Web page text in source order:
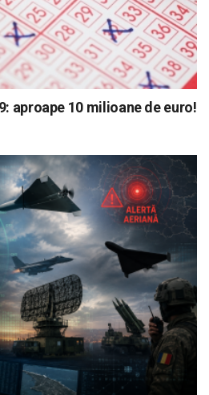
aproape 10 milioane de euro!